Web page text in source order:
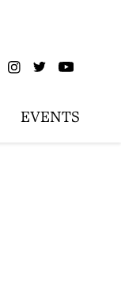
EVENTS